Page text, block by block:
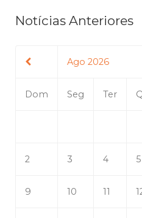
Notícias Anteriores
Ago 2026
Dom Seg Ter
2 3 4 5
9 10 11